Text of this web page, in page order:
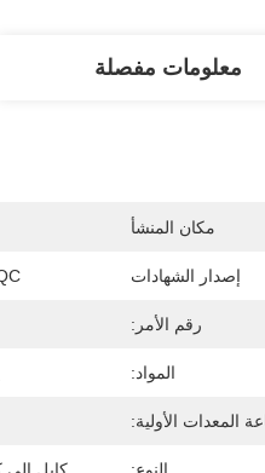
معلومات مفصلة
مكان المنشأ
إصدار الشهادات
رقم الأمر:
المواد:
المعدات الأولية: